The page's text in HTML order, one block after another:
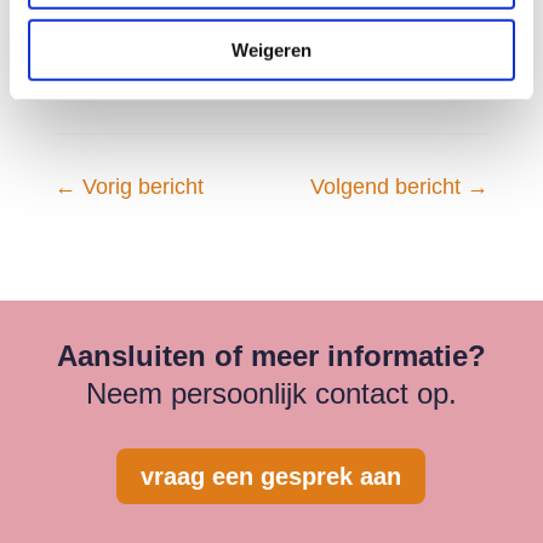
Weigeren
om aan te sluiten via het webportaal voor
schuldeisers en schuldhulpverleners.
← Vorig bericht Volgend bericht →
Aansluiten of meer informatie?
Neem persoonlijk contact op.
vraag een gesprek aan